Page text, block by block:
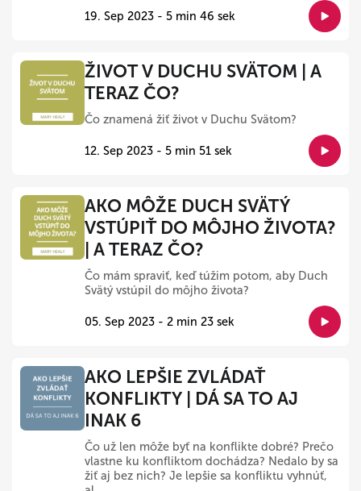
19. Sep 2023 - 5 min 46 sek
ŽIVOT V DUCHU SVÄTOM | A
TERAZ ČO?
Čo znamená žiť život v Duchu Svätom?
12. Sep 2023 - 5 min 51 sek
AKO MÔŽE DUCH SVÄTÝ
VSTÚPIŤ DO MÔJHO ŽIVOTA?
| A TERAZ ČO?
Čo mám spraviť, keď túžim potom, aby Duch
Svätý vstúpil do môjho života?
05. Sep 2023 - 2 min 23 sek
AKO LEPŠIE ZVLÁDAŤ
KONFLIKTY | DÁ SA TO AJ
INAK 6
Čo už len môže byť na konflikte dobré? Prečo
vlastne ku konfliktom dochádza? Nedalo by sa
žiť aj bez nich? Je lepšie sa konfliktu vyhnúť,